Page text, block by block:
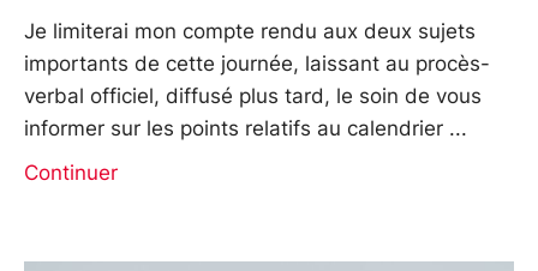
Je limiterai mon compte rendu aux deux sujets
importants de cette journée, laissant au procès-
verbal officiel, diffusé plus tard, le soin de vous
informer sur les points relatifs au calendrier
Continuer